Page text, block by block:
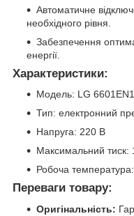
Автоматичне
необхідного рівня.
Забезпечення
енергії.
Характеристики:
Модель: LG
Тип: електронний
Напруга: 220 В
Максимальний тиск:
Робоча
Переваги товару:
Оригінальність: